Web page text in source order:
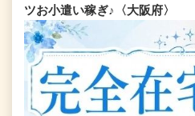
ツお小遣い稼ぎ♪〈大阪府〉